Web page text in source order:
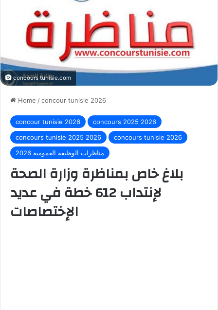
concours tunisie.com
Home /concour tunisie 2026
concour tunisie 2026
concours 2025 2026
concours tunisie 2025 2026
concours tunisie 2026
مناظرات الوظيفة العمومية 2026
بلاغ خاص بمناظرة وزارة الصحة
لإنتداب 612 خطة في عديد
الإختصاصات